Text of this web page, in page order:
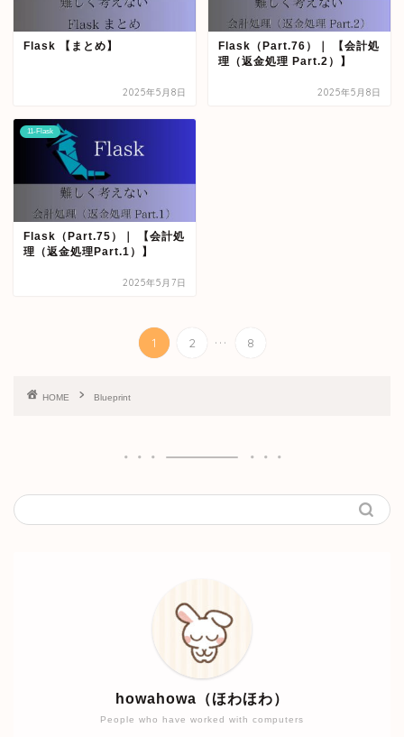
Flask 【まとめ】
2025年5月8日
Flask（Part.76）｜ 【会計処
理（返金処理 Part.2）】
2025年5月8日
11-Flask
Flask（Part.75）｜ 【会計処
理（返金処理Part.1）】
2025年5月7日
1 2 ... 8
HOME Blueprint
People who have worked with computers
howahowa（ほわほわ）